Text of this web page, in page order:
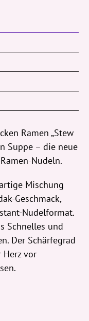
Ramen „Stew
Suppe – die neue
Nudeln.
Mischung
Geschmack,
Nudelformat.
Schnelles und
Der Schärfegrad
Herz vor